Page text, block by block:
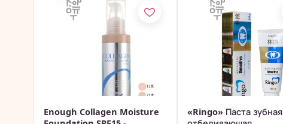
Enough Collagen Moisture
«Ringo» Паста зубная